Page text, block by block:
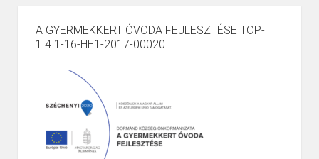
A GYERMEKKERT ÓVODA FEJLESZTÉSE TOP-
1.4.1-16-HE1-2017-00020